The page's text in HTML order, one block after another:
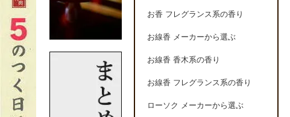
お香 フレグランス系の香り
お線香 メーカーから選ぶ
お線香 香木系の香り
お線香 フレグランス系の香り
ローソク メーカーから選ぶ